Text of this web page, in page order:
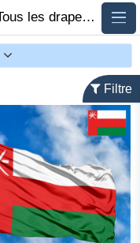
Filtre
Drapeaux des pays d’Asie – Tous les drapeaux nationaux asiatiques 🏁 FlagsSite.com